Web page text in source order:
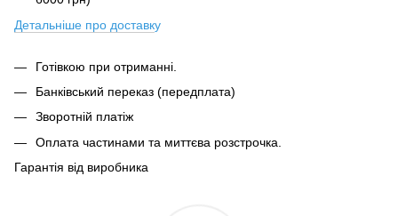
Детальніше про доставку
Готівкою при отриманні.
Банківський переказ (передплата)
Зворотній платіж
Оплата частинами та миттєва розстрочка.
Гарантія від виробника